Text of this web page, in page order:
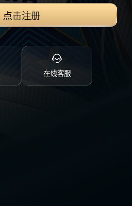
点击注册
在线客服